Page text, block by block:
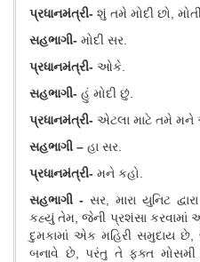
પ્રધાનમંત્રી- શું તમે મોદી છો,
સહભાગી- મોદી સર.
પ્રધાનમંત્રી- ઓકે.
સહભાગી- હું મોદી છું.
પ્રધાનમંત્રી- એટલા માટે તમે મને
સહભાગી – હા સર.
પ્રધાનમંત્રી- મને કહો.
સહભાગી - સર, મારા યુનિટ
કહ્યું તેમ, જેની પ્રશંસા કરવામાં
દુમકામાં એક મહિરી સમુદાય
બનાવે છે, પરંતુ તે ફક્ત